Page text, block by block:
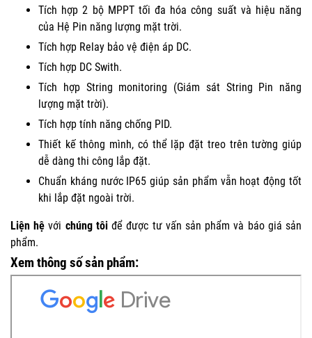
Tích hợp 2 bộ MPPT tối đa hóa công suất và hiệu năng
của Hệ Pin năng lượng mặt trời.
Tích hợp Relay bảo vệ điện áp DC.
Tích hợp DC Swith.
Tích hợp String monitoring (Giám sát String Pin năng
lượng mặt trời).
Tích hợp tính năng chống PID.
Thiết kế thông mình, có thể lặp đặt treo trên tường giúp
dễ dàng thi công lắp đặt.
Chuẩn kháng nước IP65 giúp sản phẩm vẫn hoạt động tốt
khi lắp đặt ngoài trời.
Liện hệ với chúng tôi để được tư vấn sản phẩm và báo giá sản
phẩm.
Xem thông số sản phẩm: